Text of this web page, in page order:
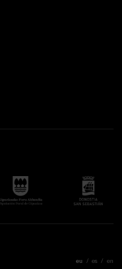
eu es en